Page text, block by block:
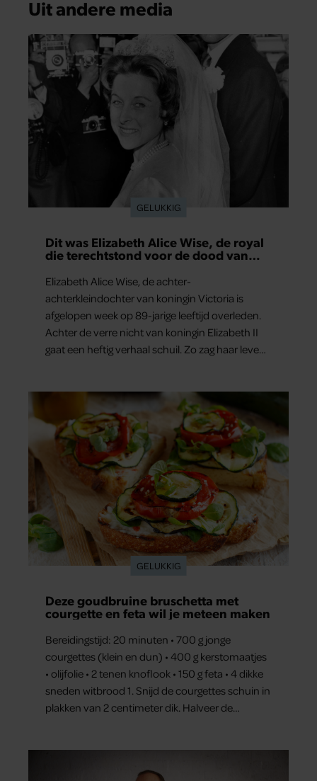
Uit andere media
GELUKKIG
Dit was Elizabeth Alice Wise, de royal
die terechtstond voor de dood van
Elizabeth Alice Wise, de achter-
achterkleindochter van koningin Victoria is
afgelopen week op 89-jarige leeftijd overleden.
Achter de verre nicht van koningin Elizabeth II
gaat een heftig verhaal schuil. Zo zag haar leven
GELUKKIG
Deze goudbruine bruschetta met
courgette en feta wil je meteen maken
Bereidingstijd: 20 minuten • 700 g jonge
courgettes (klein en dun) • 400 g kerstomaatjes
• olijfolie • 2 tenen knoflook • 150 g feta • 4 dikke
sneden witbrood 1. Snijd de courgettes schuin in
plakken van 2 centimeter dik. Halveer de